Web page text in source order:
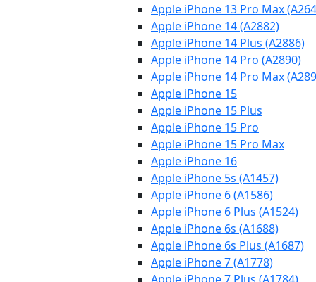
Apple iPhone 13 Pro Max
Apple iPhone 14 (A2882)
Apple iPhone 14 Plus (A2886)
Apple iPhone 14 Pro (A2890)
Apple iPhone 14 Pro Max
Apple iPhone 15
Apple iPhone 15 Plus
Apple iPhone 15 Pro
Apple iPhone 15 Pro Max
Apple iPhone 16
Apple iPhone 5s (A1457)
Apple iPhone 6 (A1586)
Apple iPhone 6 Plus (A1524)
Apple iPhone 6s (A1688)
Apple iPhone 6s Plus (A1687)
Apple iPhone 7 (A1778)